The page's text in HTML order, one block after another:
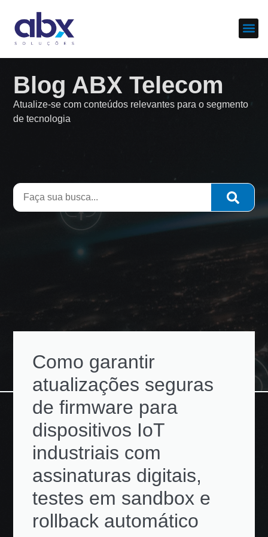
Blog ABX Telecom
Atualize-se com conteúdos relevantes para o segmento
de tecnologia
Como garantir
atualizações seguras
de firmware para
dispositivos IoT
industriais com
assinaturas digitais,
testes em sandbox e
rollback automático